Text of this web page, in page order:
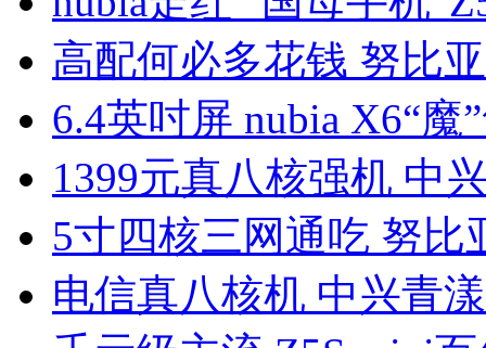
高配何必多花钱 努比
6.4英吋屏 nubia X6“魔
1399元真八核强机 中
5寸四核三网通吃 努比
电信真八核机 中兴青